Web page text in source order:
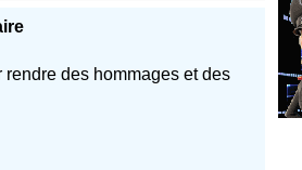
des hommages et des